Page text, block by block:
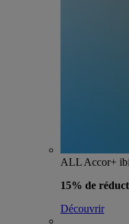
ALL Accor+
15% de
Découvrir